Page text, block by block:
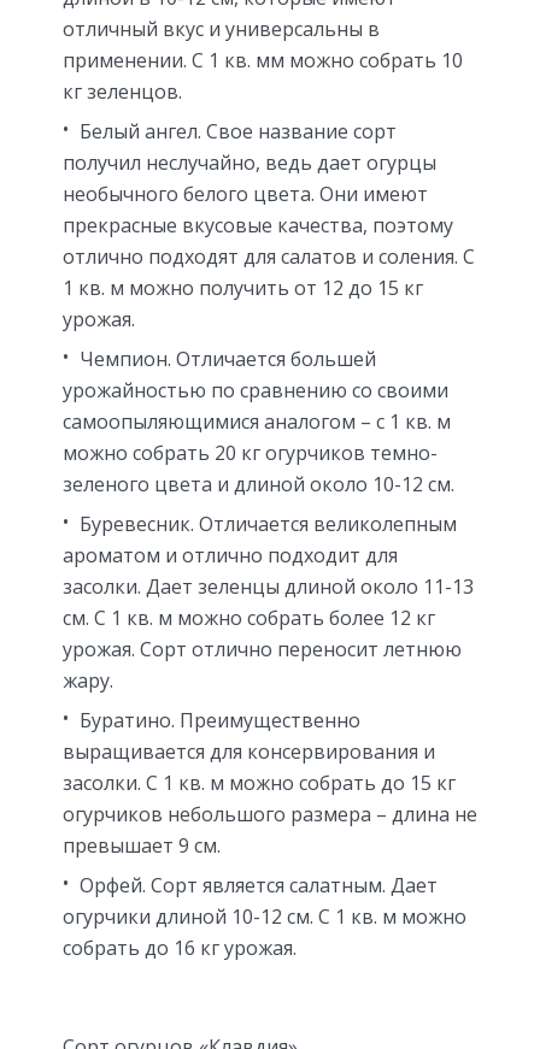
отличный вкус и универсальны в
применении. С 1 кв. мм можно собрать 10
кг зеленцов.
Белый ангел. Свое название сорт
получил неслучайно, ведь дает огурцы
необычного белого цвета. Они имеют
прекрасные вкусовые качества, поэтому
отлично подходят для салатов и соления. С
1 кв. м можно получить от 12 до 15 кг
урожая.
Чемпион. Отличается большей
урожайностью по сравнению со своими
самоопыляющимися аналогом – с 1 кв. м
можно собрать 20 кг огурчиков темно-
зеленого цвета и длиной около 10-12 см.
Буревесник. Отличается великолепным
ароматом и отлично подходит для
засолки. Дает зеленцы длиной около 11-13
см. С 1 кв. м можно собрать более 12 кг
урожая. Сорт отлично переносит летнюю
жару.
Буратино. Преимущественно
выращивается для консервирования и
засолки. С 1 кв. м можно собрать до 15 кг
огурчиков небольшого размера – длина не
превышает 9 см.
Орфей. Сорт является салатным. Дает
огурчики длиной 10-12 см. С 1 кв. м можно
собрать до 16 кг урожая.